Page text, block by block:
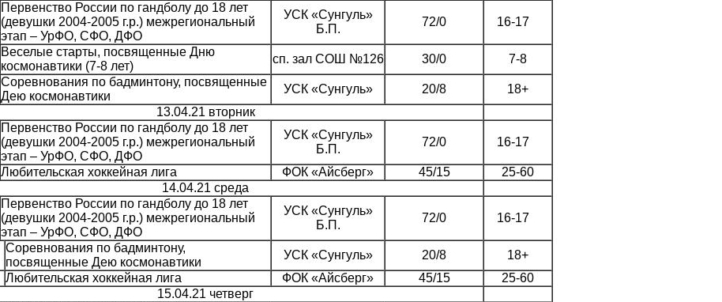
Первенство России по гандболу до 18 лет
(девушки 2004-2005 г.р.) межрегиональный
этап – УрФО, СФО, ДФО
УСК «Сунгуль»
Б.П.
72/0 16-17
Веселые старты, посвященные Дню
космонавтики (7-8 лет)
сп. зал СОШ №126 30/0 7-8
Соревнования по бадминтону, посвященные
Дею космонавтики
УСК «Сунгуль» 20/8
18+
13.04.21 вторник
Первенство России по гандболу до 18 лет
(девушки 2004-2005 г.р.) межрегиональный
этап – УрФО, СФО, ДФО
УСК «Сунгуль»
Б.П.
72/0 16-17
Любительская хоккейная лига ФОК «Айсберг» 45/15
25-60
14.04.21 среда
Первенство России по гандболу до 18 лет
(девушки 2004-2005 г.р.) межрегиональный
этап – УрФО, СФО, ДФО
УСК «Сунгуль»
Б.П.
72/0 16-17
Соревнования по бадминтону,
посвященные Дею космонавтики
УСК «Сунгуль» 20/8
18+
Любительская хоккейная лига ФОК «Айсберг» 45/15
25-60
15.04.21 четверг